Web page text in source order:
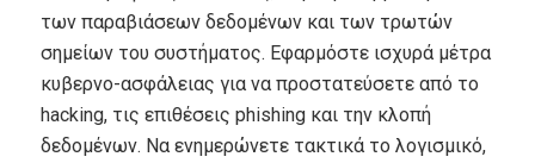
των παραβιάσεων δεδομένων και των τρωτών
σημείων του συστήματος. Εφαρμόστε ισχυρά μέτρα
κυβερνο-ασφάλειας για να προστατεύσετε από το
hacking, τις επιθέσεις phishing και την κλοπή
δεδομένων. Να ενημερώνετε τακτικά το λογισμικό,